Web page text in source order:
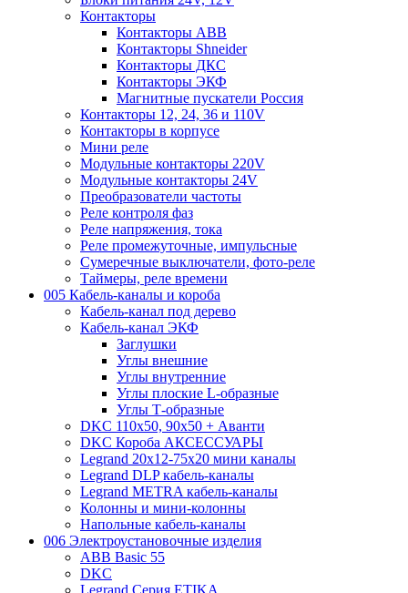
Контакторы
Контакторы ABB
Контакторы Shneider
Контакторы ДКС
Контакторы ЭКФ
Магнитные пускатели Россия
Контакторы 12, 24, 36 и 110V
Контакторы в корпусе
Мини реле
Модульные контакторы 220V
Модульные контакторы 24V
Преобразователи частоты
Реле контроля фаз
Реле напряжения, тока
Реле промежуточные, импульсные
Сумеречные выключатели, фото-реле
Таймеры, реле времени
005 Кабель-каналы и короба
Кабель-канал под дерево
Кабель-канал ЭКФ
Заглушки
Углы внешние
Углы внутренние
Углы плоские L-образные
Углы Т-образные
DKC 110х50, 90х50 + Аванти
DKC Короба АКСЕССУАРЫ
Legrand 20х12-75х20 мини каналы
Legrand DLP кабель-каналы
Legrand METRA кабель-каналы
Колонны и мини-колонны
Напольные кабель-каналы
006 Электроустановочные изделия
ABB Basic 55
DKC
Legrand Серия ETIKA